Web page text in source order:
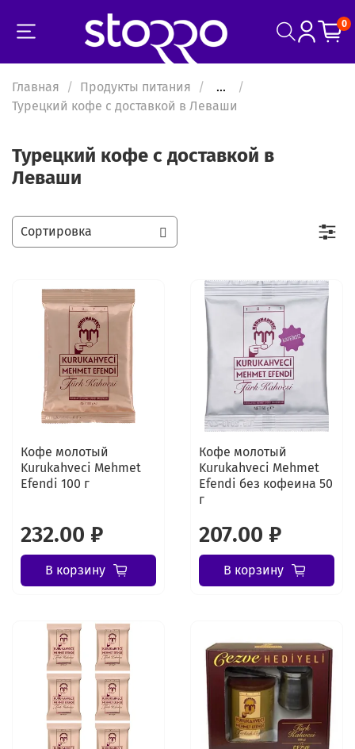
0
Главная Продукты питания
...
Турецкий кофе с доставкой в Леваши
Турецкий кофе с доставкой в
Леваши
Кофе молотый
Kurukahveci Mehmet
Efendi 100 г
232.00 ₽
В корзину
Кофе молотый
Kurukahveci Mehmet
Efendi без кофеина 50
г
207.00 ₽
В корзину